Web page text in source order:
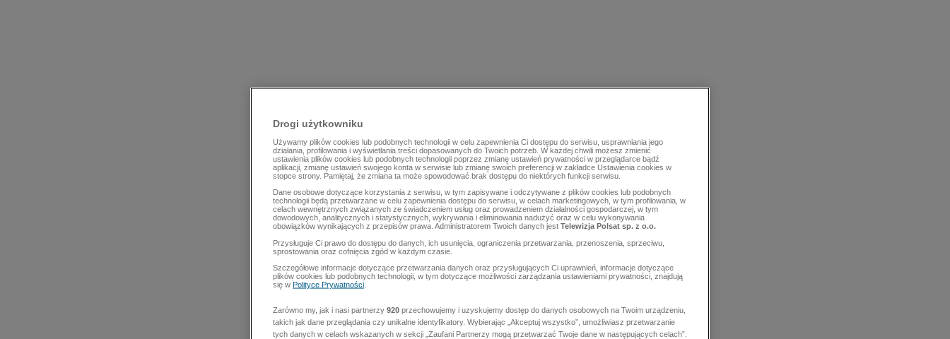
Drogi użytkowniku
Używamy plików cookies lub podobnych technologii w celu zapewnienia Ci dostępu do serwisu, usprawniania jego
działania, profilowania i wyświetlania treści dopasowanych do Twoich potrzeb. W każdej chwili możesz zmienić
ustawienia plików cookies lub podobnych technologii poprzez zmianę ustawień prywatności w przeglądarce bądź
aplikacji, zmianę ustawień swojego konta w serwisie lub zmianę swoich preferencji w zakładce Ustawienia cookies w
stopce strony. Pamiętaj, że zmiana ta może spowodować brak dostępu do niektórych funkcji serwisu.
Dane osobowe dotyczące korzystania z serwisu, w tym zapisywane i odczytywane z plików cookies lub podobnych
technologii będą przetwarzane w celu zapewnienia dostępu do serwisu, w celach marketingowych, w tym profilowania, w
celach wewnętrznych związanych ze świadczeniem usług oraz prowadzeniem działalności gospodarczej, w tym
dowodowych, analitycznych i statystycznych, wykrywania i eliminowania nadużyć oraz w celu wykonywania
obowiązków wynikających z przepisów prawa. Administratorem Twoich danych jest Telewizja Polsat sp. z o.o.
Przysługuje Ci prawo do dostępu do danych, ich usunięcia, ograniczenia przetwarzania, przenoszenia, sprzeciwu,
sprostowania oraz cofnięcia zgód w każdym czasie.
Szczegółowe informacje dotyczące przetwarzania danych oraz przysługujących Ci uprawnień, informacje dotyczące
plików cookies lub podobnych technologii, w tym dotyczące możliwości zarządzania ustawieniami prywatności, znajdują
się w Polityce Prywatności
Zarówno my, jak i nasi partnerzy 920 przechowujemy i uzyskujemy dostęp do danych osobowych na Twoim urządzeniu,
takich jak dane przeglądania czy unikalne identyfikatory. Wybierając „Akceptuj wszystko”, umożliwiasz przetwarzanie
tych danych w celach wskazanych w sekcji „Zaufani Partnerzy mogą przetwarzać Twoje dane w następujących celach”.